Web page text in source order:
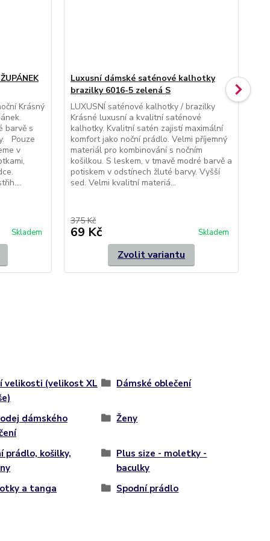
Krásný
barvě s
Pouze
v
Skladem
Luxusní dámské saténové kalhotky
brazilky 6016-5 zelená S
LUXUSNÍ saténové kalhotky / brazilky
Krásné luxusní a kvalitní saténové
kalhotky. Kvalitní satén zajistí maximální
komfort jako noční prádlo. Velmi příjemný
materiál pro kombinování s nočním
košilkou. S leskem, v tmavě modré barvě a
potiskem v odstínech žluté barvy. Vyšší
sed. Velmi kvalitní materiá...
375 Kč
69 Kč Skladem
Zvolit variantu
velikosti (velikost XL
Dámské oblečení
dámského
Ženy
prádlo, košilky,
Plus size - moletky -
baculky
a tanga Spodní prádlo